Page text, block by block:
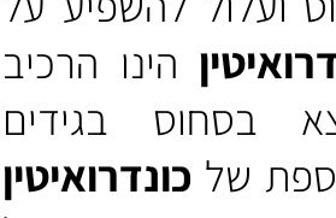
הינו הרכיב
בסחוס בגידים
של כונדרואיטין